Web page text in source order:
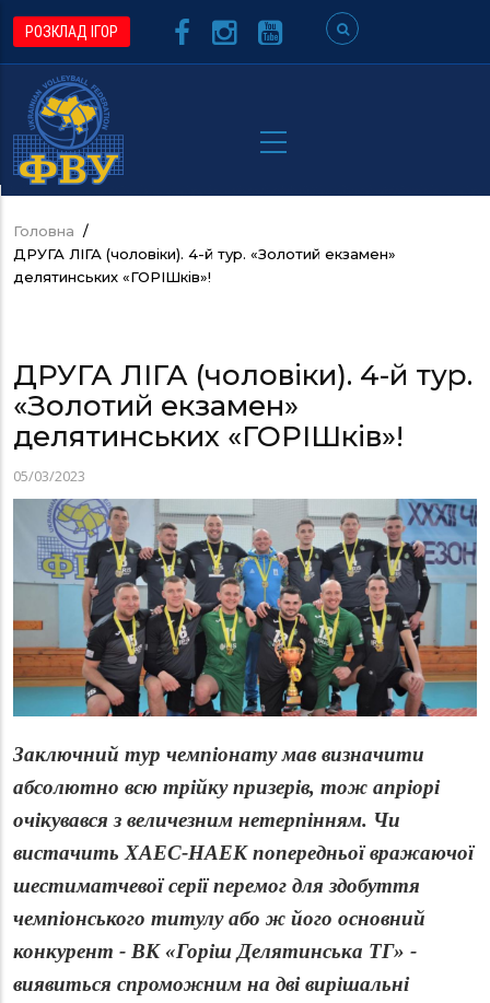
Перейти
основного
вмісту
РОЗКЛАД ІГОР
Рядок
навіґації
Головна /
ДРУГА ЛІГА (чоловіки). 4-й тур. «Золотий екзамен»
делятинських «ГОРІШків»!
ДРУГА ЛІГА (чоловіки). 4-й тур.
«Золотий екзамен»
делятинських «ГОРІШків»!
05/03/2023
Заключний тур чемпіонату мав визначити
абсолютно всю трійку призерів, тож апріорі
очікувався з величезним нетерпінням. Чи
вистачить ХАЕС-НАЕК попередньої вражаючої
шестиматчевої серії перемог для здобуття
чемпіонського титулу або ж його основний
конкурент - ВК «Горіш Делятинська ТГ» -
виявиться спроможним на дві вирішальні